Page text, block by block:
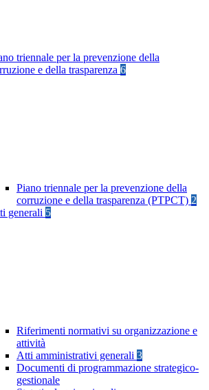
triennale per la prevenzione della
e della trasparenza 6
Piano triennale per la prevenzione della
corruzione e della trasparenza (PTPCT) 2
generali 5
Riferimenti normativi su organizzazione e
attività
Atti amministrativi generali 3
Documenti di programmazione strategico-
gestionale